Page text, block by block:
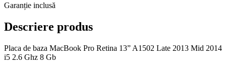
Garanție inclusă
Descriere produs
Placa de baza MacBook Pro Retina 13” A1502 Late 2013 Mid 2014
i5 2.6 Ghz 8 Gb